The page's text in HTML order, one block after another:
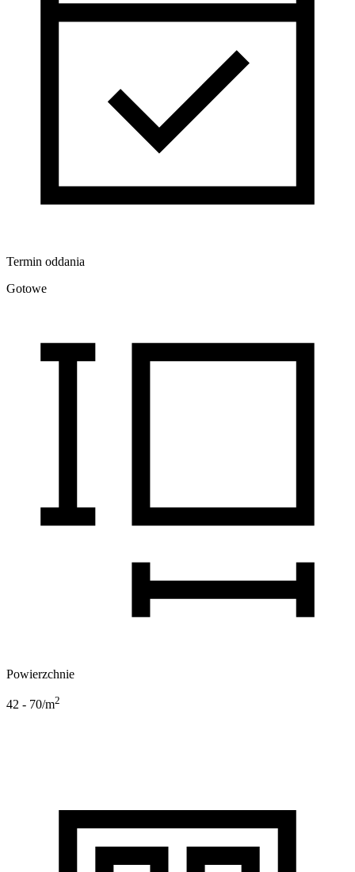
Termin oddania
Gotowe
Powierzchnie
42 - 70/m2